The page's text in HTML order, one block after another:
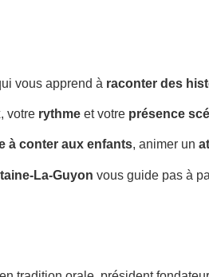
vous apprend à raconter des
, votre rythme et votre présence
à conter aux enfants, animer un
La-Guyon vous guide pas à